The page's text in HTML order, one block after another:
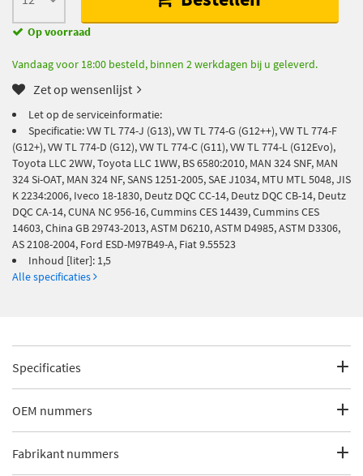
Op voorraad
Vandaag voor 18:00 besteld, binnen 2 werkdagen bij u geleverd.
Zet op wensenlijst
Let op de serviceinformatie:
Specificatie: VW TL 774-J (G13), VW TL 774-G (G12++), VW TL 774-F
(G12+), VW TL 774-D (G12), VW TL 774-C (G11), VW TL 774-L (G12Evo),
Toyota LLC 2WW, Toyota LLC 1WW, BS 6580:2010, MAN 324 SNF, MAN
324 Si-OAT, MAN 324 NF, SANS 1251-2005, SAE J1034, MTU MTL 5048, JIS
K 2234:2006, Iveco 18-1830, Deutz DQC CC-14, Deutz DQC CB-14, Deutz
DQC CA-14, CUNA NC 956-16, Cummins CES 14439, Cummins CES
14603, China GB 29743-2013, ASTM D6210, ASTM D4985, ASTM D3306,
AS 2108-2004, Ford ESD-M97B49-A, Fiat 9.55523
Inhoud [liter]: 1,5
Alle specificaties
Specificaties
Fabrikantcode
Categorie
Koelvloeistof
OEM nummers
Fiat
Fabrikant nummers